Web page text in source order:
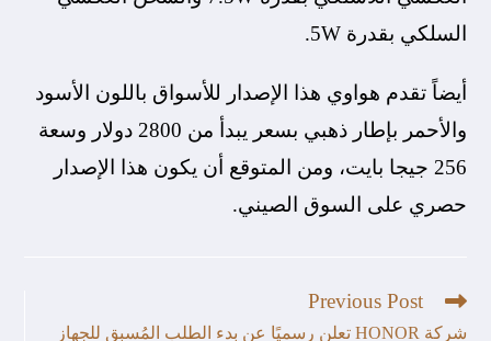
السلكي بقدرة 5W.
أيضاً تقدم هواوي هذا الإصدار للأسواق باللون الأسود
والأحمر بإطار ذهبي بسعر يبدأ من 2800 دولار وسعة
256 جيجا بايت، ومن المتوقع أن يكون هذا الإصدار
حصري على السوق الصيني.
Previous Post
شركة HONOR تعلن رسميًا عن بدء الطلب المُسبق للجهاز